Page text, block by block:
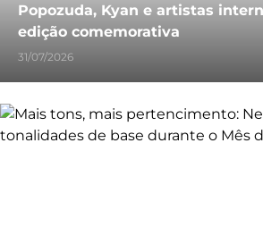
Popozuda, Kyan e artistas
edição comemorativa
31/07/2026